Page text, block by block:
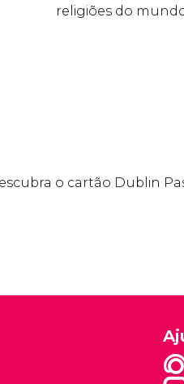
religiões do
o cartão Dublin